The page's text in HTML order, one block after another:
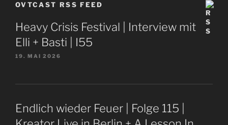
OVTCAST RSS FEED
Heavy Crisis Festival | Interview mit
Elli + Basti | I55
19. MAI 2026
Endlich wieder Feuer | Folge 115 |